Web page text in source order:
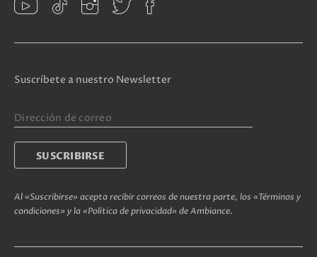
Suscríbete a nuestro Newsletter
Al «Suscribirse» acepta recibir correos de nuestra parte, los «Términos y
condiciones» y la «Política de privacidad» de Ambiance.